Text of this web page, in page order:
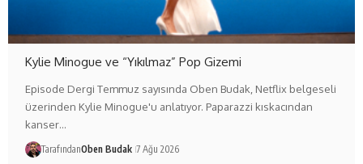
Kylie Minogue ve “Yıkılmaz” Pop Gizemi
Episode Dergi Temmuz sayısında Oben Budak, Netflix belgeseli
üzerinden Kylie Minogue'u anlatıyor. Paparazzi kıskacından
kanser…
TarafındanOben Budak 7 Ağu 2026